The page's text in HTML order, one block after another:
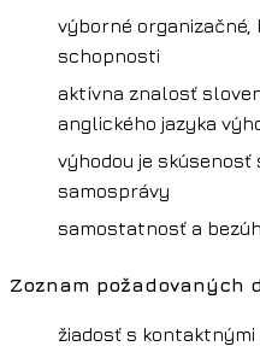
výborné organizačné,
schopnosti
aktívna znalosť
anglického jazyka
výhodou je
samosprávy
samostatnosť a
Zoznam požadovaných
žiadosť s kontaktnými